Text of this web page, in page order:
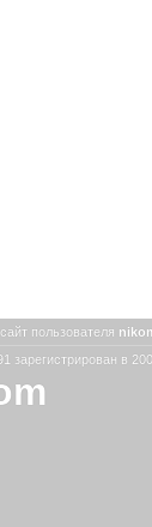
пользователя
зарегистрирован в